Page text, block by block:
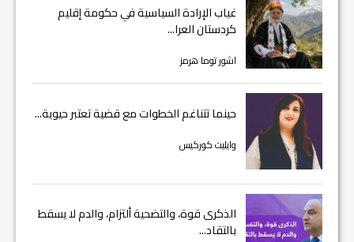
غياب الإرادة السياسية في حكومة إقليم
كردستان العرا...
اشور توما هرمز
حينما تتناغم الخطوات مع قضية تعتبر حيوية...
وايليت كوركيس
الذكرى قوة، والتضحية ألتزام، والدم لا يسقط
بالتقاد...